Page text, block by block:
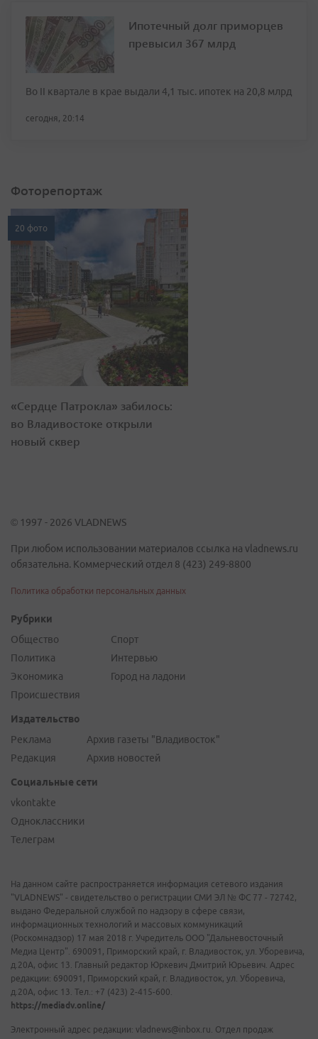
Ипотечный долг приморцев
превысил 367 млрд
Во II квартале в крае выдали 4,1 тыс. ипотек на 20,8 млрд
сегодня, 20:14
Фоторепортаж
20 фото
«Сердце Патрокла» забилось:
во Владивостоке открыли
новый сквер
© 1997 - 2026 VLADNEWS
При любом использовании материалов ссылка на vladnews.ru
обязательна. Коммерческий отдел 8 (423) 249-8800
Политика обработки персональных данных
Рубрики
Общество
Политика
Экономика
Происшествия
Спорт
Интервью
Город на ладони
Издательство
Реклама
Редакция
Архив газеты "Владивосток"
Архив новостей
Социальные сети
vkontakte
Одноклассники
Телеграм
На данном сайте распространяется информация сетевого издания
"VLADNEWS" - свидетельство о регистрации СМИ ЭЛ № ФС 77 - 72742,
выдано Федеральной службой по надзору в сфере связи,
информационных технологий и массовых коммуникаций
(Роскомнадзор) 17 мая 2018 г. Учредитель ООО "Дальневосточный
Медиа Центр". 690091, Приморский край, г. Владивосток, ул. Уборевича,
д.20А, офис 13. Главный редактор Юркевич Дмитрий Юрьевич. Адрес
редакции: 690091, Приморский край, г. Владивосток, ул. Уборевича,
д.20А, офис 13. Тел.: +7 (423) 2-415-600.
https://mediadv.online/
Электронный адрес редакции: vladnews@inbox.ru. Отдел продаж